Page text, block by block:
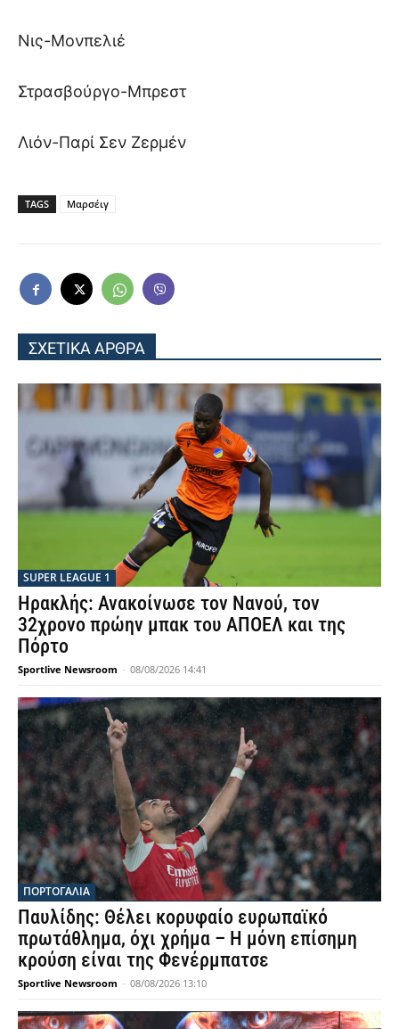
Νις-Μονπελιέ
Στρασβούργο-Μπρεστ
Λιόν-Παρί Σεν Ζερμέν
TAGS Μαρσέιγ
ΣΧΕΤΙΚΑ ΑΡΘΡΑ
SUPER LEAGUE 1
Ηρακλής: Ανακοίνωσε τον Νανού, τον
32χρονο πρώην μπακ του ΑΠΟΕΛ και της
Πόρτο
Sportlive Newsroom - 08/08/2026 14:41
ΠΟΡΤΟΓΑΛΙΑ
Παυλίδης: Θέλει κορυφαίο ευρωπαϊκό
πρωτάθλημα, όχι χρήμα – Η μόνη επίσημη
κρούση είναι της Φενέρμπατσε
Sportlive Newsroom - 08/08/2026 13:10